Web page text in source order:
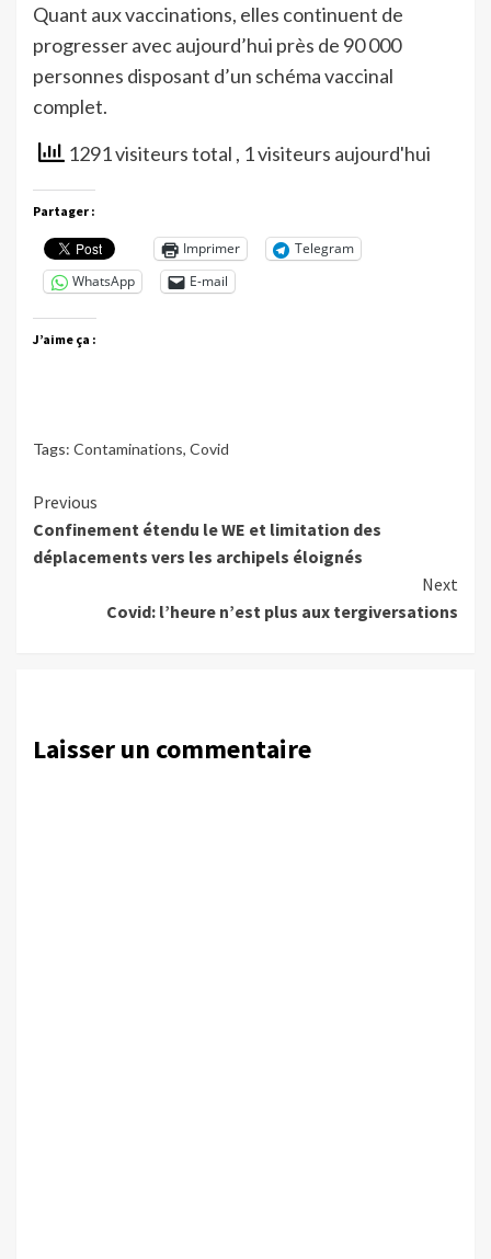
Quant aux vaccinations, elles continuent de
progresser avec aujourd’hui près de 90 000
personnes disposant d’un schéma vaccinal
complet.
1291 visiteurs total , 1 visiteurs aujourd'hui
Partager :
Imprimer
Telegram
WhatsApp
E-mail
J’aime ça :
Tags: Contaminations, Covid
Continue
Reading
Previous
Confinement étendu le WE et limitation des
déplacements vers les archipels éloignés
Next
Covid: l’heure n’est plus aux tergiversations
Laisser un commentaire